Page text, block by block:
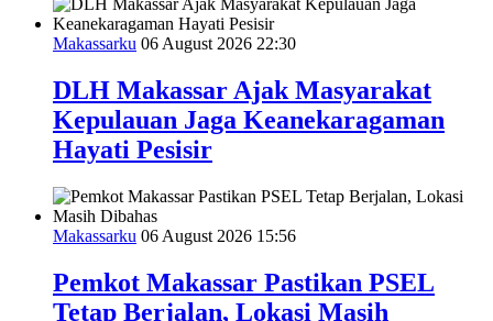
Makassarku 06 August 2026 22:30
DLH Makassar Ajak Masyarakat
Kepulauan Jaga Keanekaragaman
Hayati Pesisir
Makassarku 06 August 2026 15:56
Pemkot Makassar Pastikan PSEL
Tetap Berjalan, Lokasi Masih